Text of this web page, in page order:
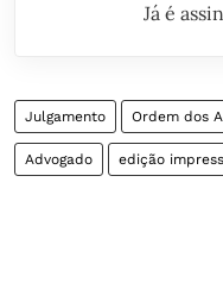
Já é
Julgamento Ordem dos
Advogado edição